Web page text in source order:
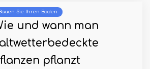
Bauen Sie Ihren Boden
und wann man
pflanzt